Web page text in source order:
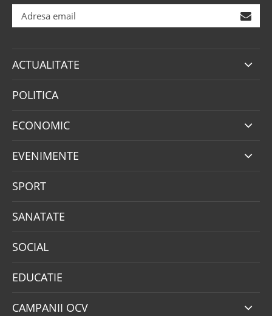
ACTUALITATE
POLITICA
ECONOMIC
EVENIMENTE
SPORT
SANATATE
SOCIAL
EDUCATIE
CAMPANII OCV